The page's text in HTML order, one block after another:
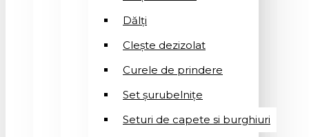
Dălți
Clește dezizolat
Curele de prindere
Set șurubelnițe
Seturi de capete si burghiuri